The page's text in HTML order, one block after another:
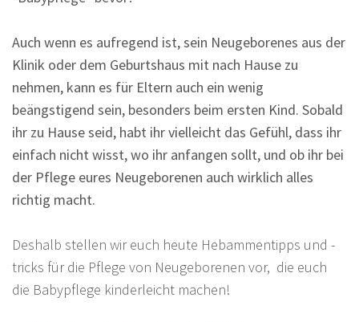
Auch wenn es aufregend ist, sein Neugeborenes aus der
Klinik oder dem Geburtshaus mit nach Hause zu
nehmen, kann es für Eltern auch ein wenig
beängstigend sein, besonders beim ersten Kind. Sobald
ihr zu Hause seid, habt ihr vielleicht das Gefühl, dass ihr
einfach nicht wisst, wo ihr anfangen sollt, und ob ihr bei
der Pflege eures Neugeborenen auch wirklich alles
richtig macht.
Deshalb stellen wir euch heute Hebammentipps und -
tricks für die Pflege von Neugeborenen vor, die euch
die Babypflege kinderleicht machen!